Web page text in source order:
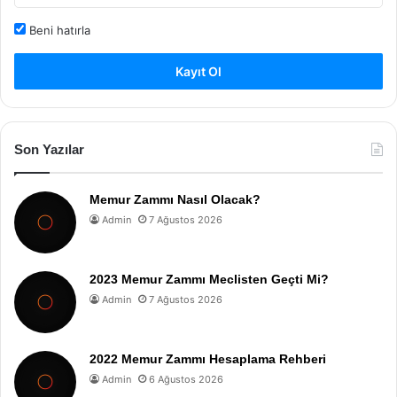
Beni hatırla
Kayıt Ol
Son Yazılar
Memur Zammı Nasıl Olacak?
Admin 7 Ağustos 2026
2023 Memur Zammı Meclisten Geçti Mi?
Admin 7 Ağustos 2026
2022 Memur Zammı Hesaplama Rehberi
Admin 6 Ağustos 2026